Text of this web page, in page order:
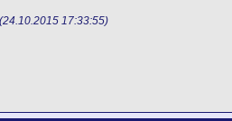
17:33:55)